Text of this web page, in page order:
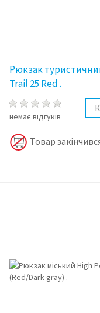
Рюкзак
Trail 25 Red .
немає відгуків
Товар